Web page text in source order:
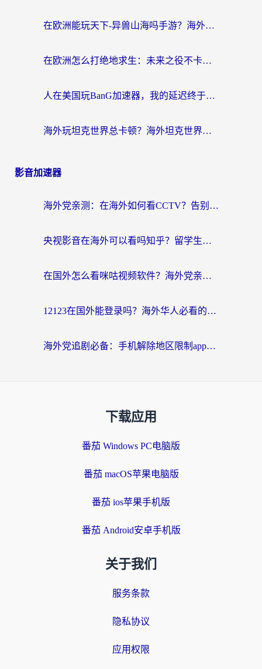
在欧洲能玩天下-异兽山海吗手游？海外玩家的加速器生存指南
在欧洲怎么打绝地求生：未来之役不卡？留学生亲测的加速器避坑指南
人在美国玩BanG加速器，我的延迟终于绿了
海外玩坦克世界总卡顿？海外坦克世界加速器有哪些？实测好用的选择在这里
影音加速器
海外党亲测：在海外如何看CCTV？告别“仅限大陆播放”的实用指南
央视影音在海外可以看吗知乎？留学生亲测：3步解决地域限制+追剧自由
在国外怎么看咪咕视频软件？海外党亲测有效的回国加速方案
12123在国外能登录吗？海外华人必看的回国加速实用指南
海外党追剧必备：手机解除地区限制app怎么选？解决央视视频&国内剧地区限制全指南
下载应用
番茄 Windows PC电脑版
番茄 macOS苹果电脑版
番茄 ios苹果手机版
番茄 Android安卓手机版
关于我们
服务条款
隐私协议
应用权限